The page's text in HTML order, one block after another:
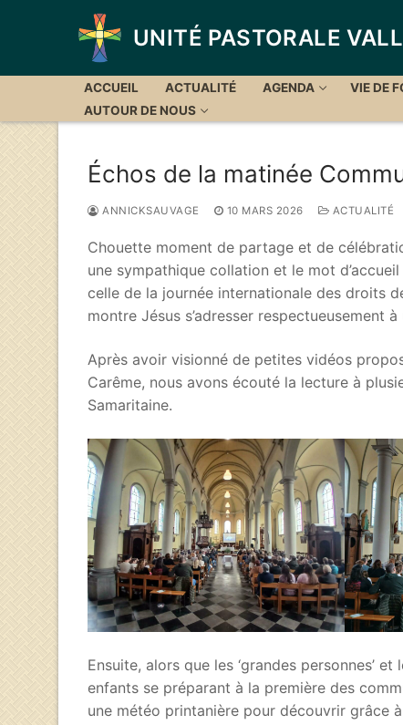
UNITÉ PASTORALE
ACCUEIL ACTUALITÉ AGENDA VIE DE
AUTOUR DE NOUS
Échos de la matinée
ANNICKSAUVAGE 10 MARS 2026 ACTUALITÉ
Chouette moment de partage et de
une sympathique collation et le mot
celle de la journée internationale des droits
montre Jésus s’adresser respectueusement
Après avoir visionné de petites vidéos
Carême, nous avons écouté la lecture à
Samaritaine.
Ensuite, alors que les ‘grandes personnes’
enfants se préparant à la première des
une météo printanière pour découvrir grâce